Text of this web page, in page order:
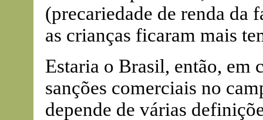
(precariedade de renda da
as crianças ficaram mais
Estaria o Brasil, então, em
sanções comerciais no
depende de várias